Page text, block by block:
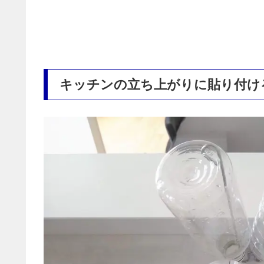
キッチンの立ち上がりに貼り付